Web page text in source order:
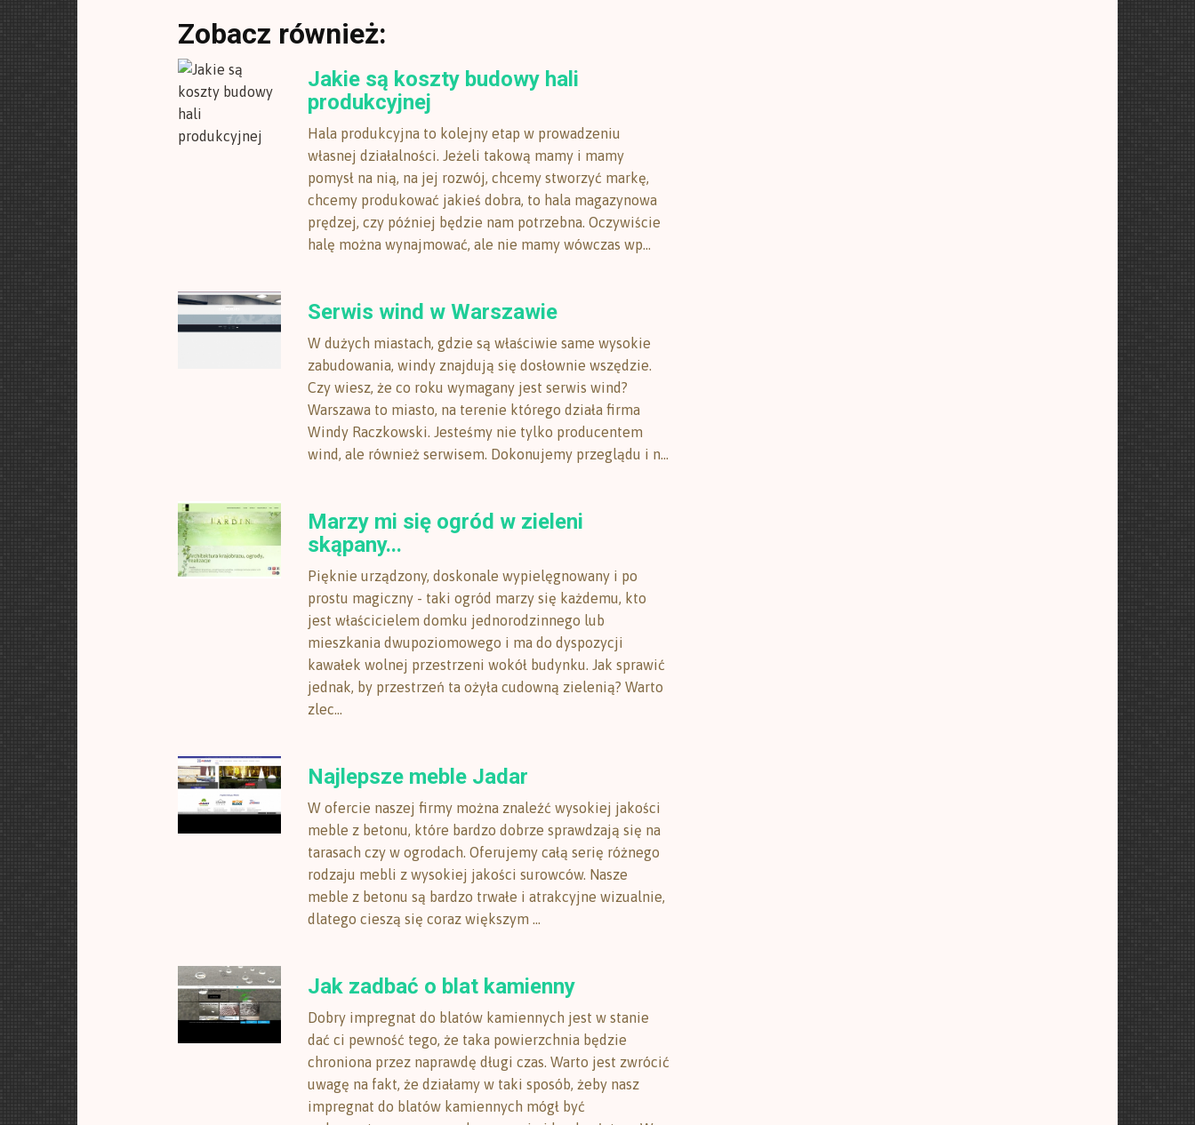
Zobacz również:
Jakie są koszty budowy hali
produkcyjnej
Hala produkcyjna to kolejny etap w prowadzeniu
własnej działalności. Jeżeli takową mamy i mamy
pomysł na nią, na jej rozwój, chcemy stworzyć markę,
chcemy produkować jakieś dobra, to hala magazynowa
prędzej, czy później będzie nam potrzebna. Oczywiście
halę można wynajmować, ale nie mamy wówczas wp...
Serwis wind w Warszawie
W dużych miastach, gdzie są właściwie same wysokie
zabudowania, windy znajdują się dosłownie wszędzie.
Czy wiesz, że co roku wymagany jest serwis wind?
Warszawa to miasto, na terenie którego działa firma
Windy Raczkowski. Jesteśmy nie tylko producentem
wind, ale również serwisem. Dokonujemy przeglądu i n...
Marzy mi się ogród w zieleni
skąpany...
Pięknie urządzony, doskonale wypielęgnowany i po
prostu magiczny - taki ogród marzy się każdemu, kto
jest właścicielem domku jednorodzinnego lub
mieszkania dwupoziomowego i ma do dyspozycji
kawałek wolnej przestrzeni wokół budynku. Jak sprawić
jednak, by przestrzeń ta ożyła cudowną zielenią? Warto
zlec...
Najlepsze meble Jadar
W ofercie naszej firmy można znaleźć wysokiej jakości
meble z betonu, które bardzo dobrze sprawdzają się na
tarasach czy w ogrodach. Oferujemy całą serię różnego
rodzaju mebli z wysokiej jakości surowców. Nasze
meble z betonu są bardzo trwałe i atrakcyjne wizualnie,
dlatego cieszą się coraz większym ...
Jak zadbać o blat kamienny
Dobry impregnat do blatów kamiennych jest w stanie
dać ci pewność tego, że taka powierzchnia będzie
chroniona przez naprawdę długi czas. Warto jest zwrócić
uwagę na fakt, że działamy w taki sposób, żeby nasz
impregnat do blatów kamiennych mógł być